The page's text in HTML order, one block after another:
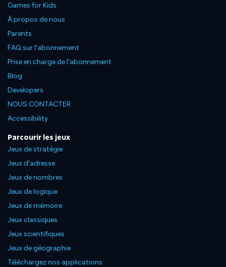
Games for Kids
À propos de nous
Parents
FAQ sur l'abonnement
Prise en charge de l'abonnement
Blog
Developers
NOUS CONTACTER
Accessibility
Parcourir les jeux
Jeux de stratégie
Jeux d'adresse
Jeux de nombres
Jeux de logique
Jeux de mémoire
Jeux classiques
Jeux scientifiques
Jeux de géographie
Téléchargez nos applications